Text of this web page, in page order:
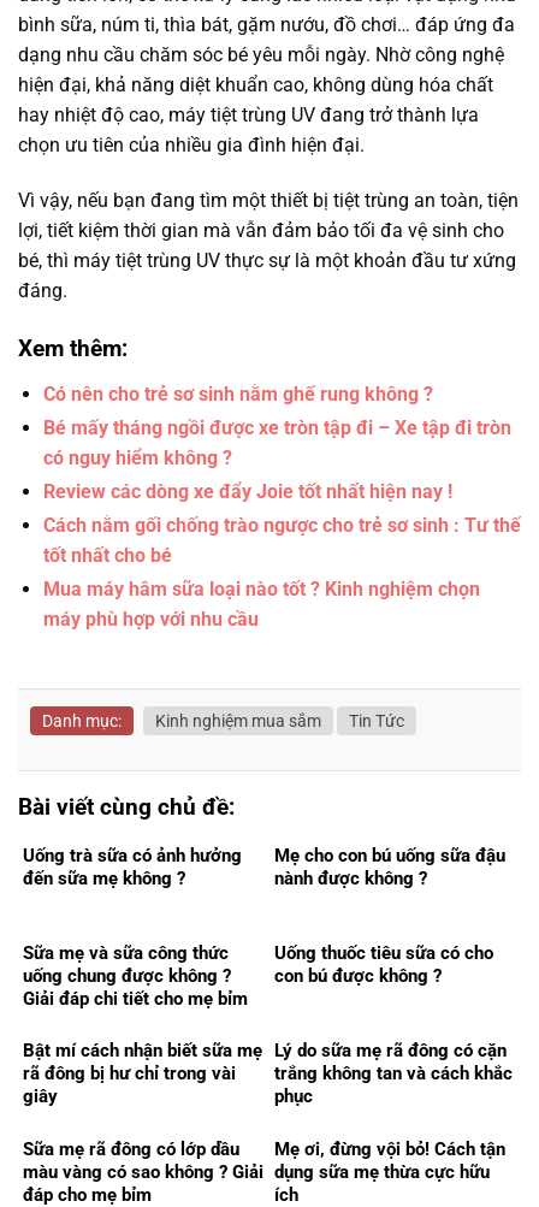
bình sữa, núm ti, thìa bát, gặm nướu, đồ chơi… đáp ứng đa
dạng nhu cầu chăm sóc bé yêu mỗi ngày. Nhờ công nghệ
hiện đại, khả năng diệt khuẩn cao, không dùng hóa chất
hay nhiệt độ cao, máy tiệt trùng UV đang trở thành lựa
chọn ưu tiên của nhiều gia đình hiện đại.
Vì vậy, nếu bạn đang tìm một thiết bị tiệt trùng an toàn, tiện
lợi, tiết kiệm thời gian mà vẫn đảm bảo tối đa vệ sinh cho
bé, thì máy tiệt trùng UV thực sự là một khoản đầu tư xứng
đáng.
Xem thêm:
Có nên cho trẻ sơ sinh nằm ghế rung không ?
Bé mấy tháng ngồi được xe tròn tập đi – Xe tập đi tròn
có nguy hiểm không ?
Review các dòng xe đẩy Joie tốt nhất hiện nay !
Cách nằm gối chống trào ngược cho trẻ sơ sinh : Tư thế
tốt nhất cho bé
Mua máy hâm sữa loại nào tốt ? Kinh nghiệm chọn
máy phù hợp với nhu cầu
Danh mục: Kinh nghiệm mua sắm Tin Tức
Bài viết cùng chủ đề:
Uống trà sữa có ảnh hưởng
đến sữa mẹ không ?
Mẹ cho con bú uống sữa đậu
nành được không ?
Sữa mẹ và sữa công thức
uống chung được không ?
Giải đáp chi tiết cho mẹ bỉm
Uống thuốc tiêu sữa có cho
con bú được không ?
Bật mí cách nhận biết sữa mẹ
rã đông bị hư chỉ trong vài
giây
Lý do sữa mẹ rã đông có cặn
trắng không tan và cách khắc
phục
Sữa mẹ rã đông có lớp dầu
màu vàng có sao không ? Giải
đáp cho mẹ bỉm
Mẹ ơi, đừng vội bỏ! Cách tận
dụng sữa mẹ thừa cực hữu
ích